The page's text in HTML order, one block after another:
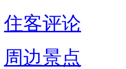
住客评论
周边景点